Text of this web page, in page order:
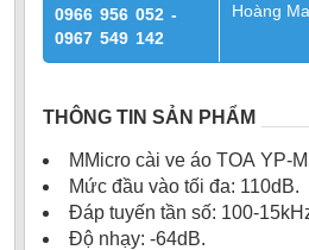
0966 956 052 -
0967 549 142
Hoàng
THÔNG TIN SẢN PHẨM
M Micro cài ve áo TOA YP-
Mức đầu vào tối đa: 110dB.
Đáp tuyến tần số: 100-
Độ nhạy: -64dB.